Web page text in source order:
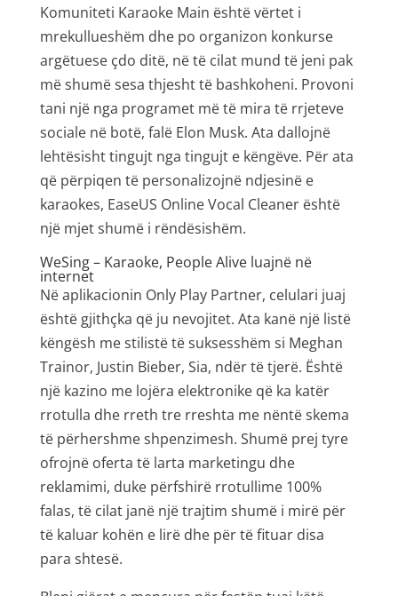
Komuniteti Karaoke Main është vërtet i
mrekullueshëm dhe po organizon konkurse
argëtuese çdo ditë, në të cilat mund të jeni pak
më shumë sesa thjesht të bashkoheni. Provoni
tani një nga programet më të mira të rrjeteve
sociale në botë, falë Elon Musk. Ata dallojnë
lehtësisht tingujt nga tingujt e këngëve. Për ata
që përpiqen të personalizojnë ndjesinë e
karaokes, EaseUS Online Vocal Cleaner është
një mjet shumë i rëndësishëm.
WeSing – Karaoke, People Alive luajnë në
internet
Në aplikacionin Only Play Partner, celulari juaj
është gjithçka që ju nevojitet. Ata kanë një listë
këngësh me stilistë të suksesshëm si Meghan
Trainor, Justin Bieber, Sia, ndër të tjerë. Është
një kazino me lojëra elektronike që ka katër
rrotulla dhe rreth tre rreshta me nëntë skema
të përhershme shpenzimesh. Shumë prej tyre
ofrojnë oferta të larta marketingu dhe
reklamimi, duke përfshirë rrotullime 100%
falas, të cilat janë një trajtim shumë i mirë për
të kaluar kohën e lirë dhe për të fituar disa
para shtesë.